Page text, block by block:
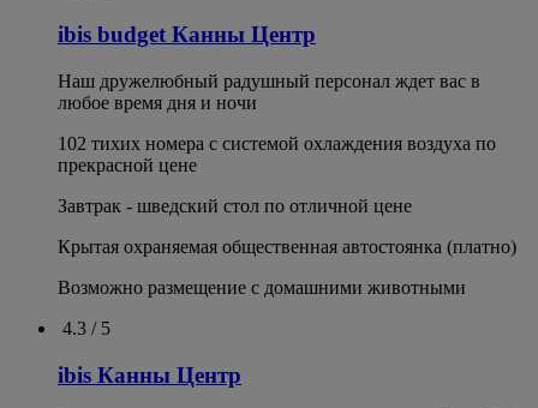
ibis budget Канны Центр
Наш дружелюбный радушный персонал ждет вас в
любое время дня и ночи
102 тихих номера с системой охлаждения воздуха по
прекрасной цене
Завтрак - шведский стол по отличной цене
Крытая охраняемая общественная автостоянка (платно)
Возможно размещение с домашними животными
4.3 / 5
ibis Канны Центр